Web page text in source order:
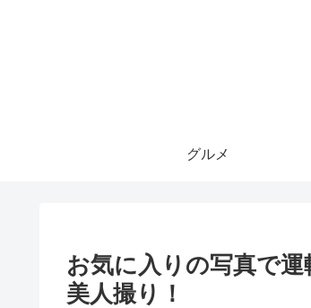
グルメ
お気に入りの写真で
美人撮り！